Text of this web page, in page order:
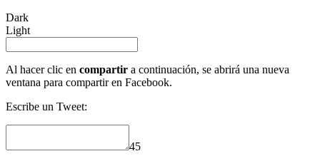
Dark
Light
Al hacer clic en compartir a continuación, se abrirá una nueva
ventana para compartir en Facebook.
Escribe un Tweet:
45